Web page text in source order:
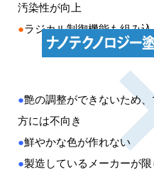
汚染性が向上
●ラジカル制御機能も組み
●艶の調整ができないため
方には不向き
●鮮やかな色が作れない
●製造しているメーカーが限